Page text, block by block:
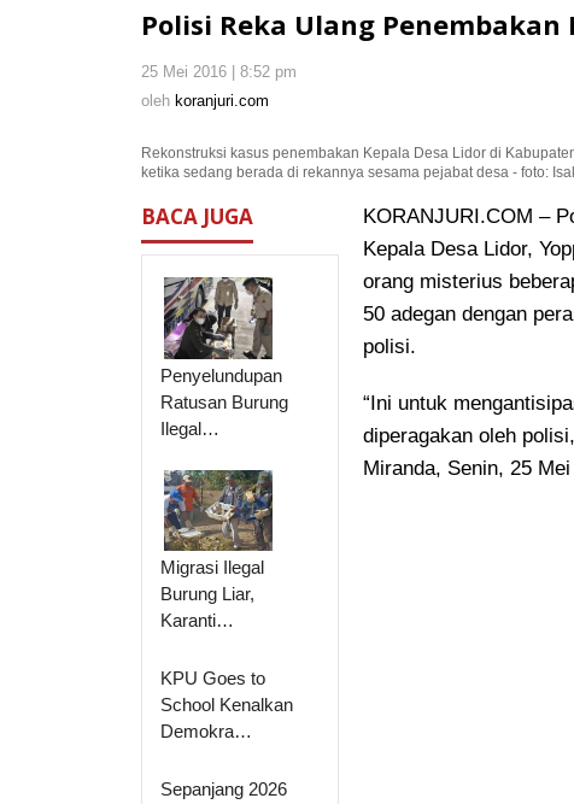
Penembakan
Polisi Reka Ulang Penembakan
25 Mei 2016 | 8:52 pm
oleh koranjuri.com
Rekonstruksi kasus penembakan Kepala Desa Lidor di
ketika sedang berada di rekannya sesama pejabat desa - foto:
BACA JUGA
Penyelundupan
Ratusan Burung
Ilegal…
Migrasi Ilegal
Burung Liar,
Karanti…
KPU Goes to
School Kenalkan
Demokra…
Sepanjang 2026
KORANJURI.COM –
Kepala Desa Lidor,
orang misterius
50 adegan dengan
polisi.
“Ini untuk
diperagakan oleh
Miranda, Senin, 25